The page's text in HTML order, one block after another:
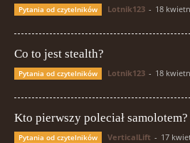
Pytania od czytelników Lotnik123 - 18
Co to jest stealth?
Pytania od czytelników Lotnik123 - 18
Kto pierwszy poleciał samolotem?
Pytania od czytelników VerticalLift - 17